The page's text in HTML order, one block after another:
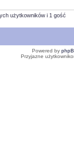
użytkowników i 1 gość
Powered by
Przyjazne